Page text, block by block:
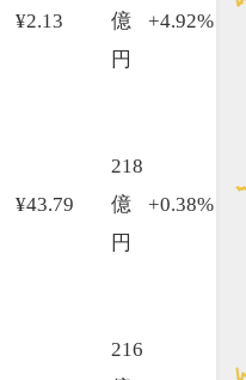
¥2.13
億
円
+4.92%
¥43.79
218
億
円
+0.38%
216